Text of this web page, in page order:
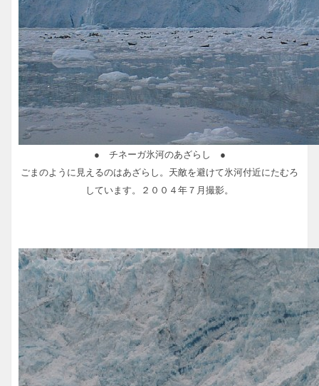
● チネーガ氷河のあざらし ●
ごまのように見えるのはあざらし。天敵を避けて氷河付近にたむろ
しています。２００４年７月撮影。